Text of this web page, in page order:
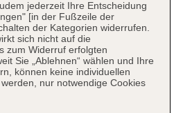
luxuriöses Ambiente im 4-
An der Rezeption
Rat und Tat zur Seite und
all Deinen Anliegen.
jederzeit Ihre Entscheidung
[in der Fußzeile der
der Kategorien widerrufen.
sich nicht auf die
zum Widerruf erfolgten
Sie „Ablehnen“ wählen und Ihre
können keine individuellen
nur notwendige Cookies